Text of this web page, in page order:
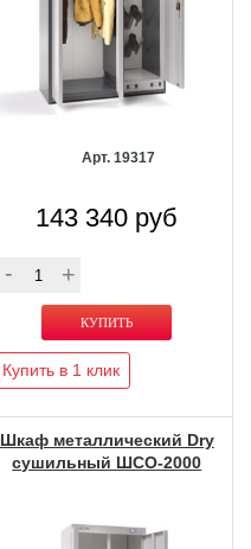
Арт. 19317
143 340 руб
Купить в 1 клик
Шкаф металлический Dry
сушильный ШСО-2000